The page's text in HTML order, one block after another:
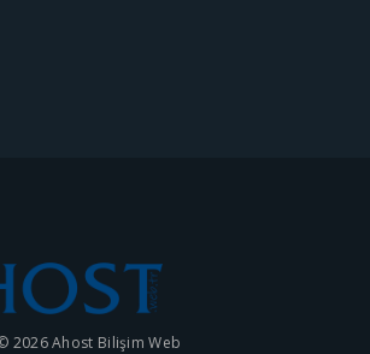
2026 Ahost Bilişim Web